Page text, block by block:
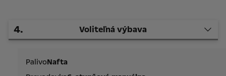
4. Voliteľná výbava
PalivoNafta